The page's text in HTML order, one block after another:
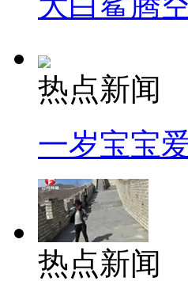
热点新闻
一岁宝宝
热点新闻